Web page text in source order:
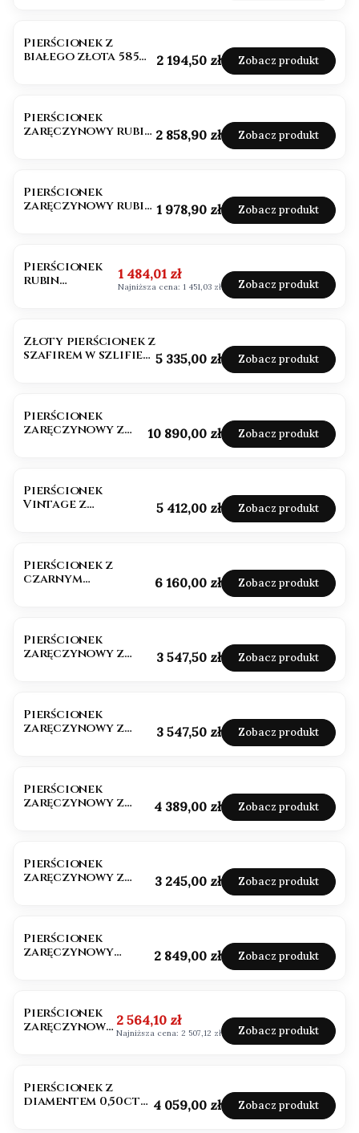
Pierścionek z
białego złota 585
Cena
2 194,50 zł Zobacz produkt
Pierścionek
zaręczynowy rubin Cena
2 858,90 zł Zobacz produkt
Pierścionek
zaręczynowy rubin Cena
1 978,90 zł Zobacz produkt
Pierścionek
rubin
Cena promocyjna
1 484,01 zł
Najniższa cena: 1 451,03 zł Zobacz produkt
Złoty pierścionek z
szafirem w szlifie
Cena
5 335,00 zł Zobacz produkt
Pierścionek
zaręczynowy z
Cena
10 890,00 zł Zobacz produkt
Pierścionek
Vintage z
Cena
5 412,00 zł Zobacz produkt
Pierścionek z
czarnym
Cena
6 160,00 zł Zobacz produkt
Pierścionek
zaręczynowy z
Cena
3 547,50 zł Zobacz produkt
Pierścionek
zaręczynowy z
Cena
3 547,50 zł Zobacz produkt
Pierścionek
zaręczynowy z
Cena
4 389,00 zł Zobacz produkt
Pierścionek
zaręczynowy z
Cena
3 245,00 zł Zobacz produkt
Pierścionek
zaręczynowy
Cena
2 849,00 zł Zobacz produkt
Pierścionek
zaręczynowy Cena promocyjna
2 564,10 zł
Najniższa cena: 2 507,12 zł Zobacz produkt
Pierścionek z
diamentem 0,50ct
Cena
4 059,00 zł Zobacz produkt